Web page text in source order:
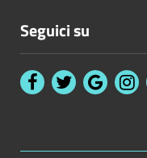
Seguici su